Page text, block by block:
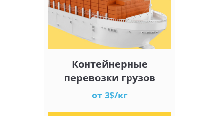
Контейнерные
перевозки грузов
от 3$/кг